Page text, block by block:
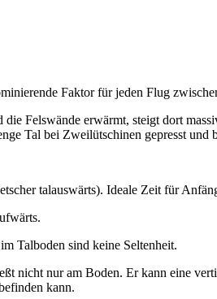
Faktor für jeden Flug
Felswände erwärmt, steigt dort
Tal bei Zweilütschinen gepresst und
talauswärts). Ideale Zeit für
Talboden sind keine Seltenheit.
nur am Boden. Er kann eine
kann.